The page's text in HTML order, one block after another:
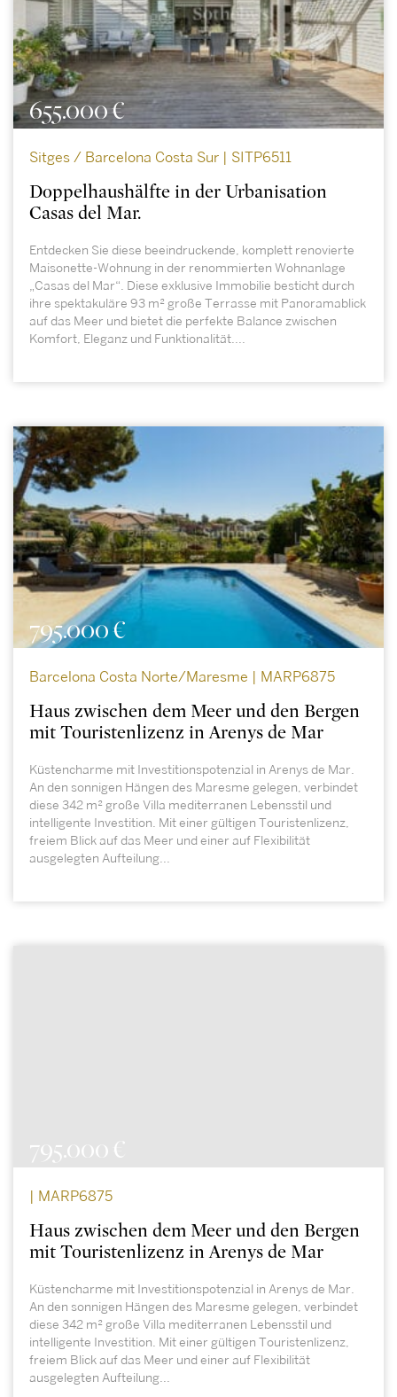
655.000 €
Sitges / Barcelona Costa Sur | SITP6511
Doppelhaushälfte in der Urbanisation
Casas del Mar.
Entdecken Sie diese beeindruckende, komplett renovierte
Maisonette-Wohnung in der renommierten Wohnanlage
„Casas del Mar“. Diese exklusive Immobilie besticht durch
ihre spektakuläre 93 m² große Terrasse mit Panoramablick
auf das Meer und bietet die perfekte Balance zwischen
Komfort, Eleganz und Funktionalität....
795.000 €
Barcelona Costa Norte/Maresme | MARP6875
Haus zwischen dem Meer und den Bergen
mit Touristenlizenz in Arenys de Mar
Küstencharme mit Investitionspotenzial in Arenys de Mar.
An den sonnigen Hängen des Maresme gelegen, verbindet
diese 342 m² große Villa mediterranen Lebensstil und
intelligente Investition. Mit einer gültigen Touristenlizenz,
freiem Blick auf das Meer und einer auf Flexibilität
ausgelegten Aufteilung...
795.000 €
| MARP6875
Haus zwischen dem Meer und den Bergen
mit Touristenlizenz in Arenys de Mar
Küstencharme mit Investitionspotenzial in Arenys de Mar.
An den sonnigen Hängen des Maresme gelegen, verbindet
diese 342 m² große Villa mediterranen Lebensstil und
intelligente Investition. Mit einer gültigen Touristenlizenz,
freiem Blick auf das Meer und einer auf Flexibilität
ausgelegten Aufteilung...